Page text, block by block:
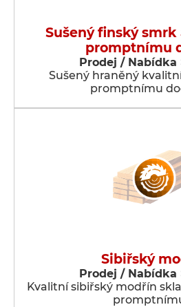
Sušený finský
promptnímu
Prodej / Nabídka
Sušený hraněný
promptnímu
Sibiřský
Prodej / Nabídka
Kvalitní sibiřský modřín